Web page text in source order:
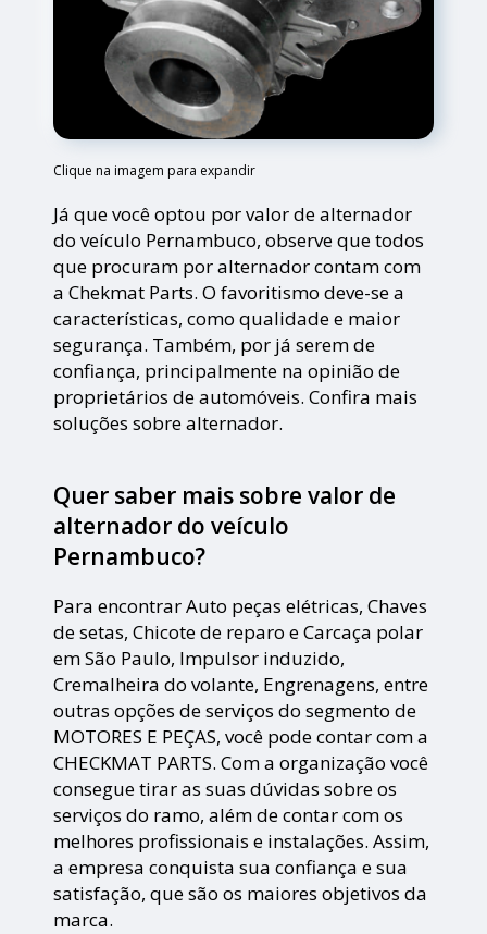
Clique na imagem para expandir
Já que você optou por valor de alternador
do veículo Pernambuco, observe que todos
que procuram por alternador contam com
a Chekmat Parts. O favoritismo deve-se a
características, como qualidade e maior
segurança. Também, por já serem de
confiança, principalmente na opinião de
proprietários de automóveis. Confira mais
soluções sobre alternador.
Quer saber mais sobre valor de
alternador do veículo
Pernambuco?
Para encontrar Auto peças elétricas, Chaves
de setas, Chicote de reparo e Carcaça polar
em São Paulo, Impulsor induzido,
Cremalheira do volante, Engrenagens, entre
outras opções de serviços do segmento de
MOTORES E PEÇAS, você pode contar com a
CHECKMAT PARTS. Com a organização você
consegue tirar as suas dúvidas sobre os
serviços do ramo, além de contar com os
melhores profissionais e instalações. Assim,
a empresa conquista sua confiança e sua
satisfação, que são os maiores objetivos da
marca.